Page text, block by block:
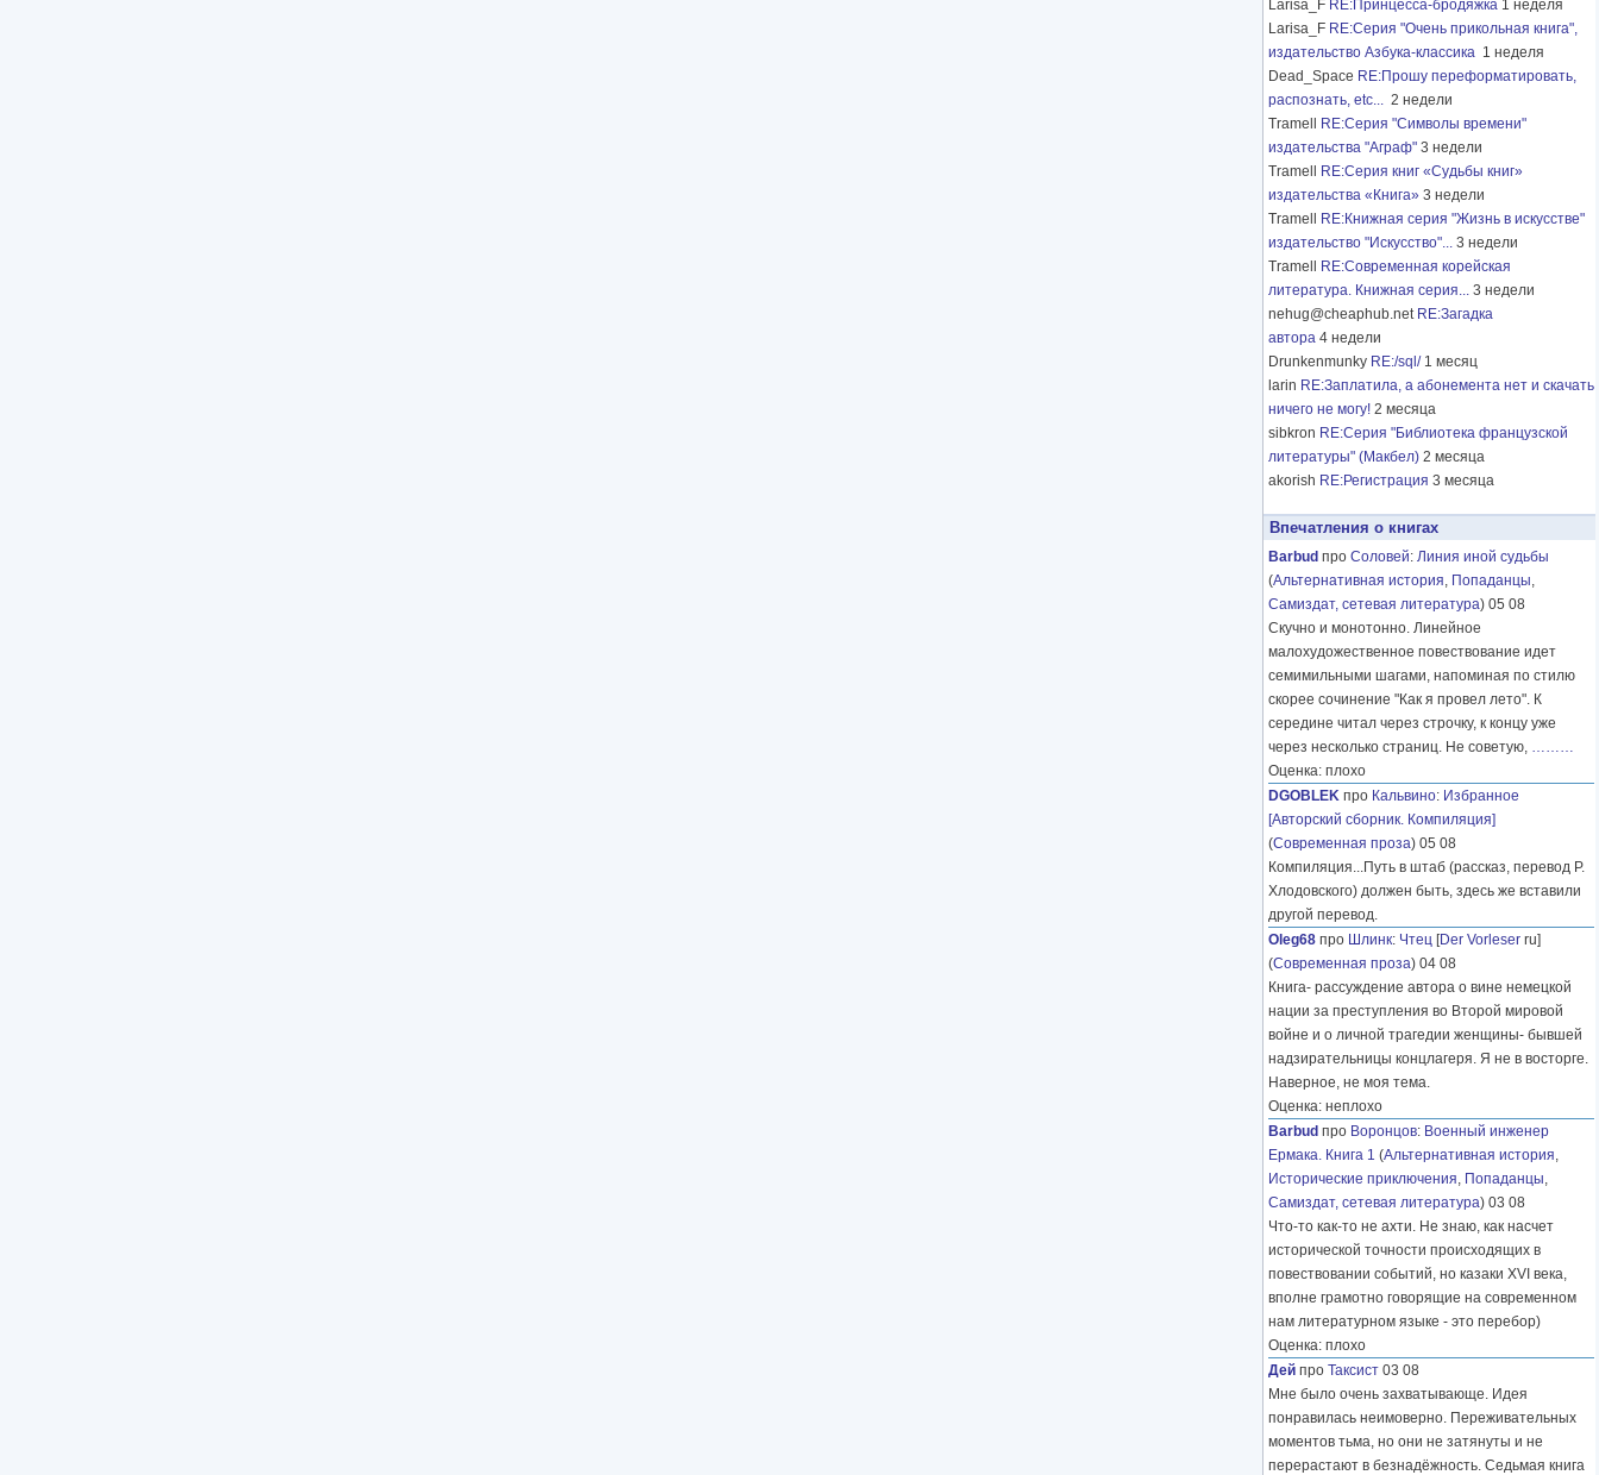
Larisa_F RE:Принцесса-бродяжка 1 неделя
Larisa_F RE:Серия "Очень прикольная книга",
издательство Азбука-классика 1 неделя
Dead_Space RE:Прошу переформатировать,
распознать, etc... 2 недели
Tramell
RE:Серия "Символы времени"
издательства "Аграф" 3 недели
Tramell
RE:Серия книг «Судьбы книг»
издательства «Книга» 3 недели
Tramell
RE:Книжная серия "Жизнь в искусстве"
издательство "Искусство"... 3 недели
Tramell
RE:Современная корейская
литература. Книжная серия... 3 недели
nehug@cheaphub.net RE:Загадка
автора 4 недели
Drunkenmunky RE:/sql/ 1 месяц
larin RE:Заплатила, а абонемента нет и скачать
ничего не могу! 2 месяца
sibkron RE:Серия "Библиотека французской
литературы" (Макбел) 2 месяца
akorish RE:Регистрация 3 месяца
Впечатления о книгах
Barbud про Соловей: Линия иной судьбы
(Альтернативная история, Попаданцы,
Самиздат, сетевая литература) 05 08
Скучно и монотонно. Линейное
малохудожественное повествование идет
семимильными шагами, напоминая по стилю
скорее сочинение "Как я провел лето". К
середине читал через строчку, к концу уже
через несколько страниц. Не советую, ………
Оценка: плохо
DGOBLEK про Кальвино: Избранное
[Авторский сборник. Компиляция]
(Современная проза) 05 08
Компиляция...Путь в штаб (рассказ, перевод Р.
Хлодовского) должен быть, здесь же вставили
другой перевод.
Oleg68 про Шлинк: Чтец [Der Vorleser ru]
(Современная проза) 04 08
Книга- рассуждение автора о вине немецкой
нации за преступления во Второй мировой
войне и о личной трагедии женщины- бывшей
надзирательницы концлагеря. Я не в восторге.
Наверное, не моя тема.
Оценка: неплохо
Barbud про Воронцов: Военный инженер
Ермака. Книга 1 (Альтернативная история,
Исторические приключения, Попаданцы,
Самиздат, сетевая литература) 03 08
Что-то как-то не ахти. Не знаю, как насчет
исторической точности происходящих в
повествовании событий, но казаки XVI века,
вполне грамотно говорящие на современном
нам литературном языке - это перебор)
Оценка: плохо
Дей про Таксист 03 08
Мне было очень захватывающе. Идея
понравилась неимоверно. Переживательных
моментов тьма, но они не затянуты и не
перерастают в безнадёжность. Седьмая книга